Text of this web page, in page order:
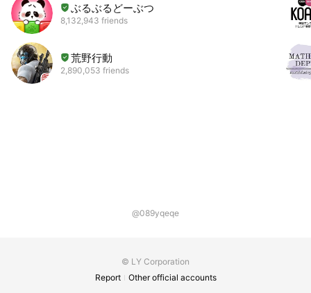
ぶるぶるどーぶつ
8,132,943 friends
荒野行動
2,890,053 friends
@089yqeqe
© LY Corporation
Report
Other official accounts